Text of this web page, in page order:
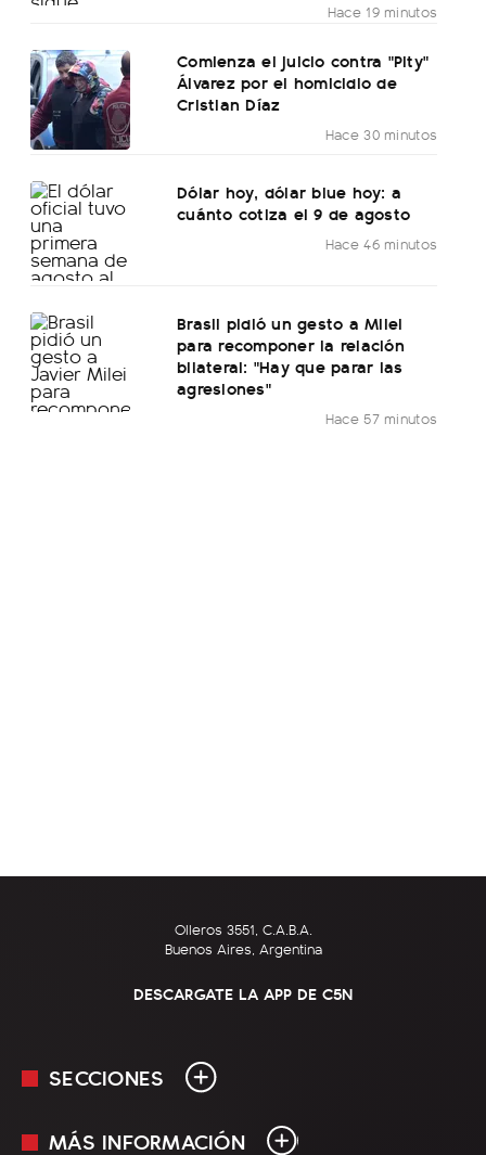
Hace 19 minutos
Comienza el juicio contra "Pity"
Álvarez por el homicidio de
Cristian Díaz
Hace 30 minutos
Dólar hoy, dólar blue hoy: a
cuánto cotiza el 9 de agosto
Hace 46 minutos
Brasil pidió un gesto a Milei
para recomponer la relación
bilateral: "Hay que parar las
agresiones"
Hace 57 minutos
Olleros 3551, C.A.B.A.
Buenos Aires, Argentina
DESCARGATE LA APP DE C5N
SECCIONES
En Vivo
MÁS INFORMACIÓN